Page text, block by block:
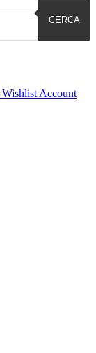
CERCA
Wishlist Account